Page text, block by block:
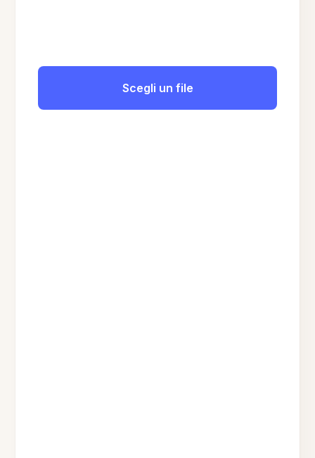
Scegli un file